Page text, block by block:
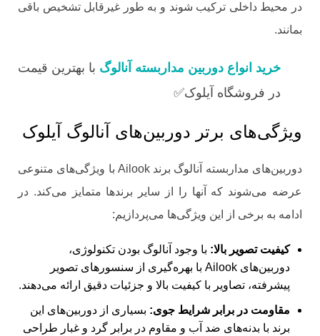
در محیط داخلی ترکیب شوند و به طور غیرقابل تشخیص باقی
بمانند.
خرید انواع دوربین مداربسته آنالوگ با بهترین قیمت
در فروشگاه آیلوک✅
ویژگی‌های برتر دوربین‌های آنالوگ آیلوک
دوربین‌های مداربسته آنالوگ برند Ailook با ویژگی‌های متنوعی
عرضه می‌شوند که آنها را از سایر برندها متمایز می‌کند. در
ادامه به برخی از این ویژگی‌ها می‌پردازیم:
کیفیت تصویر بالا: با وجود آنالوگ بودن تکنولوژی،
دوربین‌های Ailook با بهره‌گیری از سنسورهای تصویر
پیشرفته، تصاویر با کیفیت بالا و جزئیات دقیق ارائه می‌دهند.
مقاومت در برابر شرایط جوی: بسیاری از دوربین‌های این
برند با بدنه‌های ضد آب و مقاوم در برابر گرد و غبار طراحی